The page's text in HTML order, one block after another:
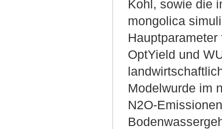
Kohl, sowie die
mongolica
OptYield und
Modelwurde im
N2O-